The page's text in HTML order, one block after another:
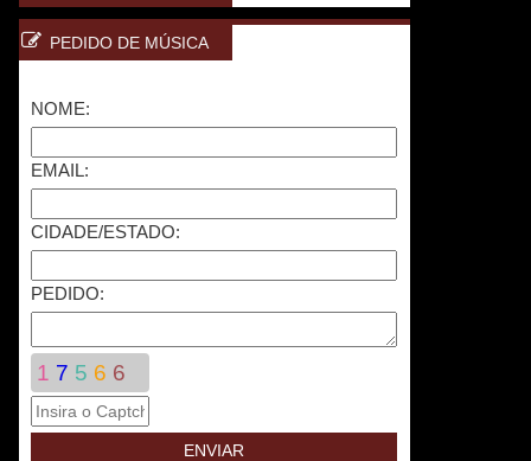
PEDIDO DE MÚSICA
NOME:
EMAIL:
CIDADE/ESTADO:
PEDIDO:
1 7 5 6 6